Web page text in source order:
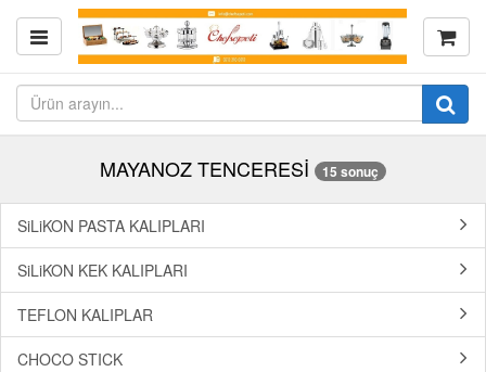
MAYANOZ TENCERESİ 15 sonuç
SiLiKON PASTA KALIPLARI
SiLiKON KEK KALIPLARI
TEFLON KALIPLAR
CHOCO STICK